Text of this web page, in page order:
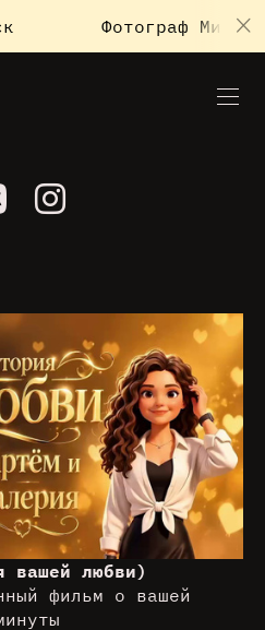
Фотограф Минск
вашей любви)
фильм о вашей